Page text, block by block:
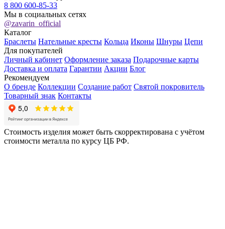
8 800 600-85-33
Мы в социальных сетях
@zavarin_official
Каталог
Браслеты Нательные кресты Кольца Иконы Шнуры Цепи
Для покупателей
Личный кабинет Оформление заказа Подарочные карты
Доставка и оплата Гарантии Акции Блог
Рекомендуем
О бренде Коллекции Создание работ Святой покровитель
Товарный знак Контакты
Стоимость изделия может быть скорректирована с учётом
стоимости металла по курсу ЦБ РФ.